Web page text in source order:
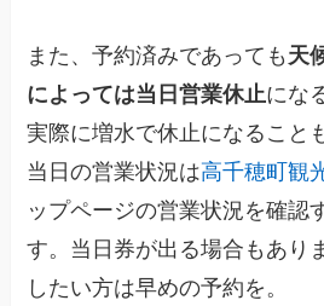
また、予約済みであっても 天
によっては当日営業休止にな
実際に増水で休止になること
当日の営業状況は高千穂町観
ップページの営業状況を確認
す。当日券が出る場合もあり
したい方は早めの予約を。